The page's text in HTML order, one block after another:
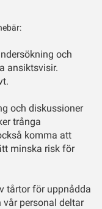
och
ansiktsvisir.
och diskussioner
trånga
komma att
minska risk för
tårtor för uppnådda
personal deltar